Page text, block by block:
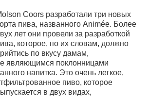
Coors разработали три новых
пива, названного Animée. Более
лет они провели за разработкой
которое, по их словам, должно
по вкусу дамам,
являющимся поклонницами
напитка. Это очень легкое,
пиво, которое
в двух видах,